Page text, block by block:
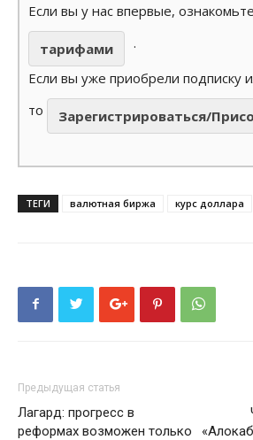
Если вы у нас впервые,
тарифами
.
Если вы уже приобрели подписку
то
Зарегистрироваться/
ТЕГИ валютная биржа курс доллара
Предыдущая статья
Лагард: прогресс в
реформах возможен только